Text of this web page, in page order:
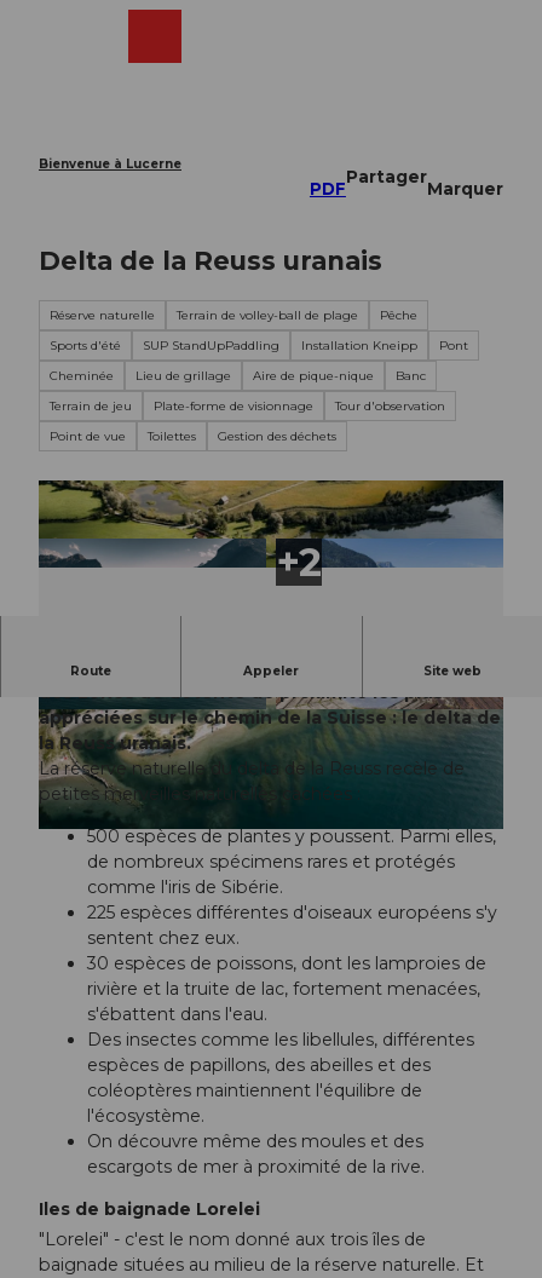
Bienvenue à Lucerne
PDF
Partager
Marquer
Delta de la Reuss uranais
Réserve naturelle Terrain de volley-ball de plage
Pêche
Sports d'été
SUP StandUpPaddling Installation Kneipp
Pont
Cheminée
Lieu de grillage Aire de pique-nique
Banc
Terrain de jeu
Plate-forme de visionnage
Tour d'observation
Point de vue
Toilettes Gestion des déchets
© Uri Tourismus, Marc Risi |CC-BY-NC-ND
© Uri Tourismus, Marc Risi |CC-BY-NC-ND © Uri Tourismus, A.Sanchez | CC-BY-NC-ND
Route Appeler Site web
Apprécier, expérimenter, ralentir, préserver - Une
des zones de détente de proximité les plus
appréciées sur le chemin de la Suisse : le delta de
la Reuss uranais.
La réserve naturelle du delta de la Reuss recèle de
petites merveilles naturelles cachées :
500 espèces de plantes y poussent. Parmi elles,
de nombreux spécimens rares et protégés
comme l'iris de Sibérie.
225 espèces différentes d'oiseaux européens s'y
sentent chez eux.
30 espèces de poissons, dont les lamproies de
rivière et la truite de lac, fortement menacées,
s'ébattent dans l'eau.
Des insectes comme les libellules, différentes
espèces de papillons, des abeilles et des
coléoptères maintiennent l'équilibre de
l'écosystème.
On découvre même des moules et des
escargots de mer à proximité de la rive.
Iles de baignade Lorelei
"Lorelei" - c'est le nom donné aux trois îles de
baignade situées au milieu de la réserve naturelle. Et